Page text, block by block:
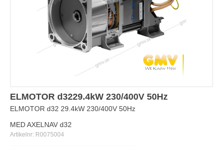
ELMOTOR d3229.4kW 230/400V 50Hz
ELMOTOR d32 29.4kW 230/400V 50Hz
MED AXELNAV d32
Artikelnr: R0075004